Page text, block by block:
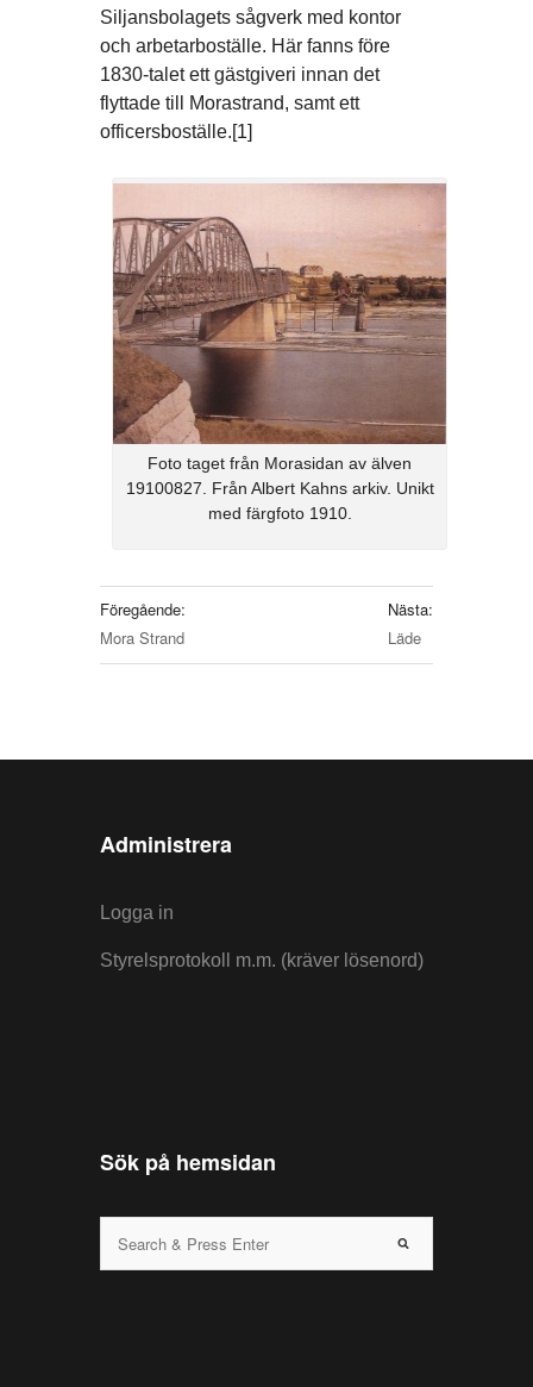
Siljansbolagets sågverk med kontor
och arbetarboställe. Här fanns före
1830-talet ett gästgiveri innan det
flyttade till Morastrand, samt ett
officersboställe.[1]
Foto taget från Morasidan av älven
19100827. Från Albert Kahns arkiv. Unikt
med färgfoto 1910.
Föregående:
Mora Strand
Nästa:
Läde
Administrera
Logga in
Styrelsprotokoll m.m. (kräver lösenord)
Sök på hemsidan